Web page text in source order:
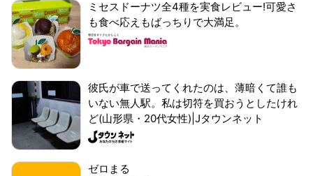
ミセスドーナツ全4種を実食レビュー!可愛さ
も食べ応えもばっちりで大満足。
彼氏が車で送ってくれたのは、薄暗くて誰も
いない無人駅。私は切符を買おうとしたけれ
ど(山形県・20代女性)|Jタウンネット
ゼロまる